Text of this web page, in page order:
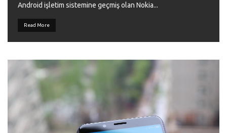
Android işletim sistemine geçmiş olan Nokia...
Read More